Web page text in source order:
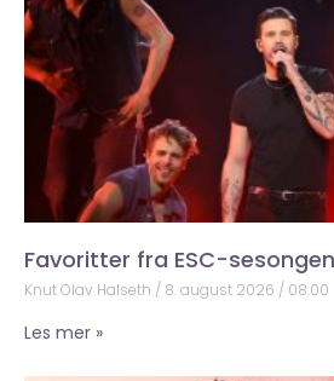
Favoritter fra ESC-
Knut Olav Halseth 8. august 2026 08:00
Les mer »